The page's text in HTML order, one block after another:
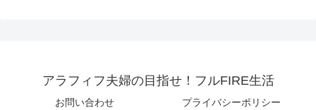
アラフィフ夫婦の目指せ！フルFIRE生活
お問い合わせ プライバシーポリシー